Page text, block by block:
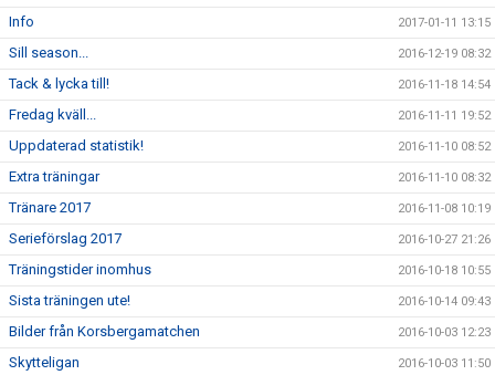
Info 2017-01-11 13:15
Sill season... 2016-12-19 08:32
Tack & lycka till! 2016-11-18 14:54
Fredag kväll... 2016-11-11 19:52
Uppdaterad statistik! 2016-11-10 08:52
Extra träningar 2016-11-10 08:32
Tränare 2017 2016-11-08 10:19
Serieförslag 2017 2016-10-27 21:26
Träningstider inomhus 2016-10-18 10:55
Sista träningen ute! 2016-10-14 09:43
Bilder från Korsbergamatchen 2016-10-03 12:23
Skytteligan 2016-10-03 11:50